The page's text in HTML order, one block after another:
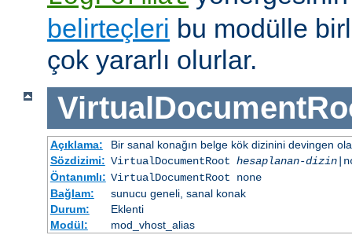
belirteçleri bu modülle
çok yararlı olurlar.
Açıklama:
Bir sanal konağın belge kök dizinini devingen
Sözdizimi: VirtualDocumentRoot hesaplanan-dizin
Öntanımlı: VirtualDocumentRoot none
Bağlam:
sunucu geneli, sanal konak
Durum:
Eklenti
Modül:
mod_vhost_alias